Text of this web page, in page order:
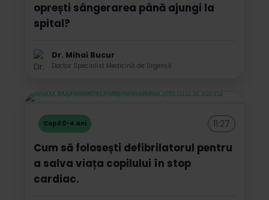
oprești sângerarea până ajungi la
spital?
Dr. Mihai Bucur
Doctor Specialist Medicină de Urgență
Copil 0-4 ani 11:27
Cum să folosești defibrilatorul pentru
a salva viața copilului în stop
cardiac.